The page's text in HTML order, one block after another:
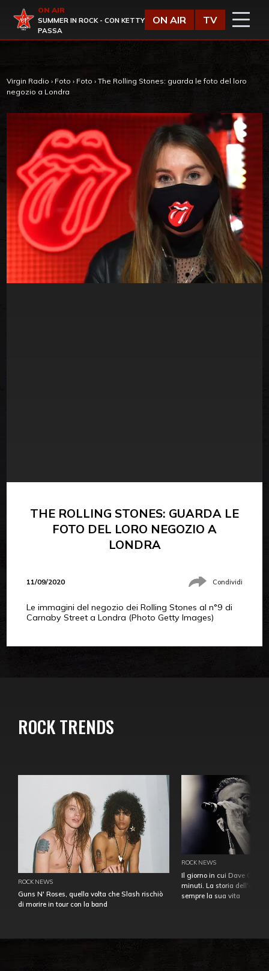
Virgin Radio
ON AIR
SUMMER IN ROCK - CON KETTY
PASSA
ON AIR TV
Virgin Radio › Foto › Foto › The Rolling Stones: guarda le foto del loro
negozio a Londra
THE ROLLING STONES: GUARDA LE
FOTO DEL LORO NEGOZIO A
LONDRA
11/09/2020 Condividi
Le immagini del negozio dei Rolling Stones al n°9 di
Carnaby Street a Londra (Photo Getty Images)
ROCK TRENDS
ROCK NEWS
Guns N' Roses, quella volta che Slash rischiò
di morire in tour con la band
ROCK NEWS
Il giorno in cui Dave
minuti. La storia
sempre la sua vita